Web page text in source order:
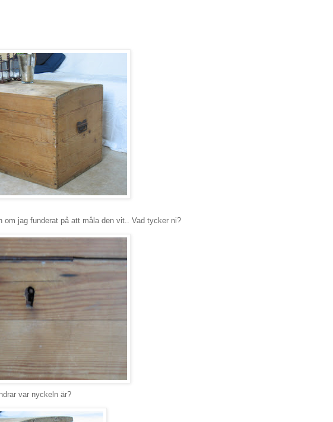
om jag funderat på att måla den vit.. Vad tycker ni?
var nyckeln är?